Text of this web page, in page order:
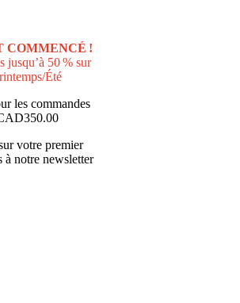
COMMENCÉ !
jusqu’à 50 % sur
Été
les commandes
votre premier
à notre newsletter